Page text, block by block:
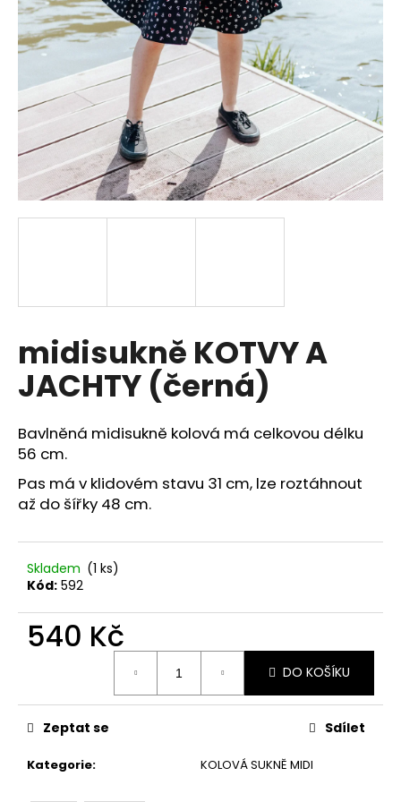
midisukně KOTVY A
JACHTY (černá)
Bavlněná midisukně kolová má celkovou délku
56 cm.
Pas má v klidovém stavu 31 cm, lze roztáhnout
až do šířky 48 cm.
Skladem (1 ks)
Kód: 592
540 Kč
DO KOŠÍKU
Kategorie: KOLOVÁ SUKNĚ MIDI
Zeptat se Sdílet
a
j
t
?
o
o
r
u
č
u
j
e
m
e
ASYMETRICKÁ
SUKNĚ
RIFLOVINY)
850